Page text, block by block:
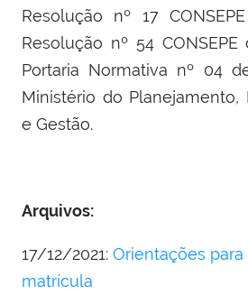
Resolução nº 17
Resolução nº 54
Portaria Normativa nº 04
Ministério do Planejamento,
e Gestão.
Arquivos:
17/12/2021: Orientações
matrícula